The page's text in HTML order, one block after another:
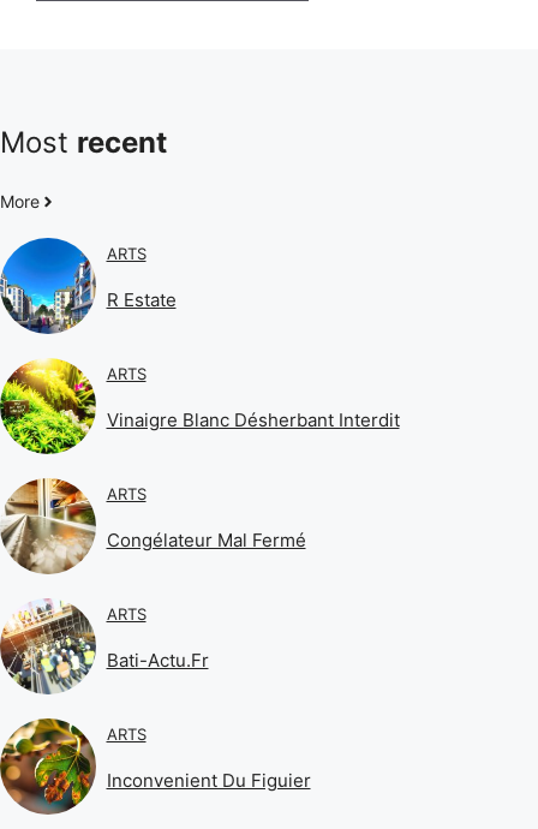
Most recent
More
ARTS
R Estate
ARTS
Vinaigre Blanc Désherbant Interdit
ARTS
Congélateur Mal Fermé
ARTS
Bati-Actu.fr
ARTS
Inconvenient Du Figuier